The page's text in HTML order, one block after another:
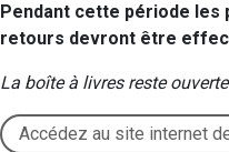
Pendant cette période les
retours devront être
La boîte à livres reste
Accédez au site internet